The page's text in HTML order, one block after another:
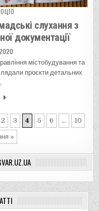
слухання з
документації
містобудування та
проєкти детальних
2 3 4 5 6 ... 10
»